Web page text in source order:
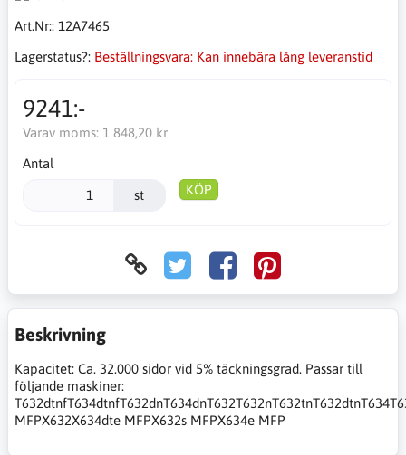
Art.Nr:: 12A7465
Lagerstatus?: Beställningsvara: Kan innebära lång leveranstid
9241:-
Varav moms: 1 848,20 kr
Antal
st KÖP
Beskrivning
Kapacitet: Ca. 32.000 sidor vid 5% täckningsgrad. Passar till
följande maskiner:
MFPX632X634dte MFPX632s MFPX634e MFP